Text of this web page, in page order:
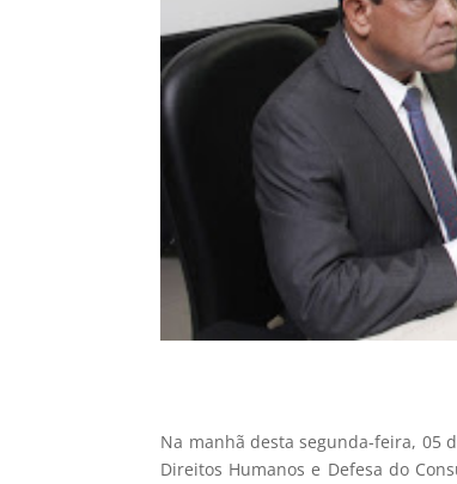
Na manhã desta segunda-feira, 05
Direitos Humanos e Defesa do